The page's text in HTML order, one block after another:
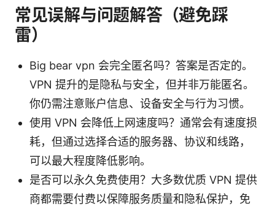
常见误解与问题解答（避免踩
雷）
Big bear vpn 会完全匿名吗？答案是否定的。
VPN 提升的是隐私与安全，但并非万能匿名。
你仍需注意账户信息、设备安全与行为习惯。
使用 VPN 会降低上网速度吗？通常会有速度损
耗，但通过选择合适的服务器、协议和线路，
可以最大程度降低影响。
是否可以永久免费使用？大多数优质 VPN 提供
商都需要付费以保障服务质量和隐私保护，免